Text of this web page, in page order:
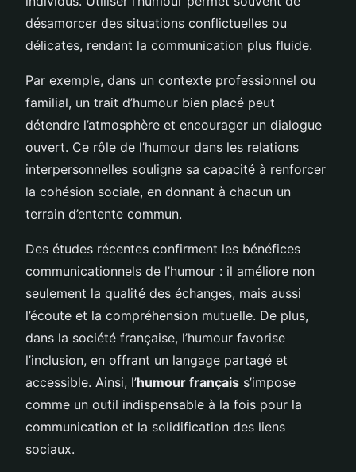
désamorcer des situations conflictuelles ou
délicates, rendant la communication plus fluide.
Par exemple, dans un contexte professionnel ou
familial, un trait d’humour bien placé peut
détendre l’atmosphère et encourager un dialogue
ouvert. Ce rôle de l’humour dans les relations
interpersonnelles souligne sa capacité à renforcer
la cohésion sociale, en donnant à chacun un
terrain d’entente commun.
Des études récentes confirment les bénéfices
communicationnels de l’humour : il améliore non
seulement la qualité des échanges, mais aussi
l’écoute et la compréhension mutuelle. De plus,
dans la société française, l’humour favorise
l’inclusion, en offrant un langage partagé et
accessible. Ainsi, l’humour français s’impose
comme un outil indispensable à la fois pour la
communication et la solidification des liens
sociaux.